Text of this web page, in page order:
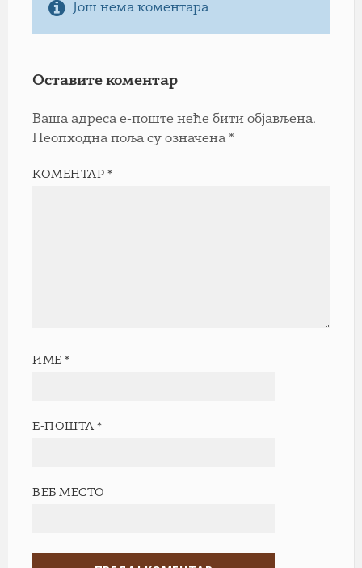
Још нема коментара
Оставите коментар
Ваша адреса е-поште неће бити објављена.
Неопходна поља су означена *
КОМЕНТАР*
ИМЕ*
Е-ПОШТА*
ВЕБ МЕСТО